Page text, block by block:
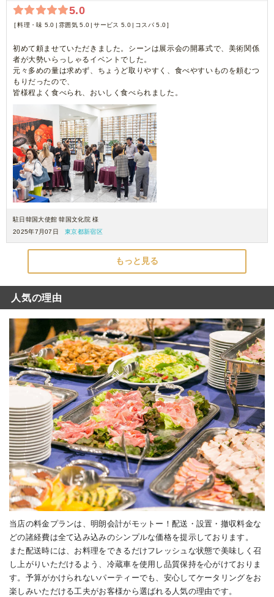
5.0
料理・味 5.0 雰囲気 5.0 サービス 5.0 コスパ 5.0
初めて頼ませていただきました。シーンは展示会の開幕式で、美術関係
者が大勢いらっしゃるイベントでした。
元々多めの量は求めず、ちょうど取りやすく、食べやすいものを頼むつ
もりだったので、
皆様程よく食べられ、おいしく食べられました。
駐日韓国大使館 韓国文化院 様
2025年7月07日
東京都新宿区
もっと見る
人気の理由
当店の料金プランは、明朗会計がモットー！配送・設置・撤収料金な
どの諸経費は全て込み込みのシンプルな価格を提示しております。
また配送時には、お料理をできるだけフレッシュな状態で美味しく召
し上がりいただけるよう、冷蔵車を使用し品質保持を心がけておりま
す。予算がかけられないパーティーでも、安心してケータリングをお
楽しみいただける工夫がお客様から選ばれる人気の理由です。